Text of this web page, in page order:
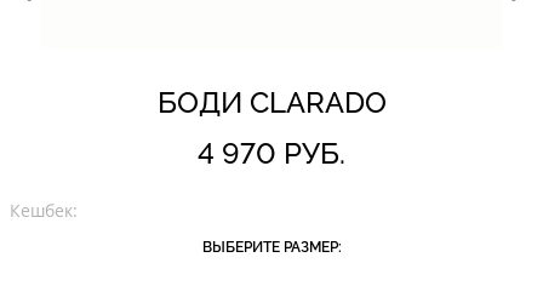
БОДИ CLARADO
4 970 РУБ.
Кешбек:
ВЫБЕРИТЕ РАЗМЕР: